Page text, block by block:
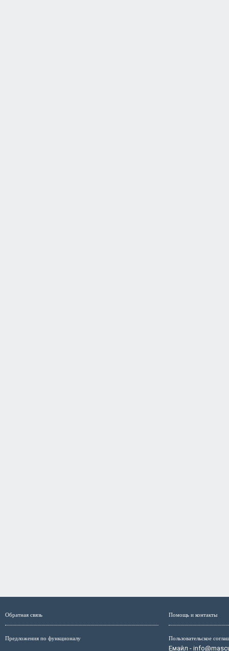
Обратная связь
Предложения по функционалу
Помощь и контакты
Пользовательское
Емайл -